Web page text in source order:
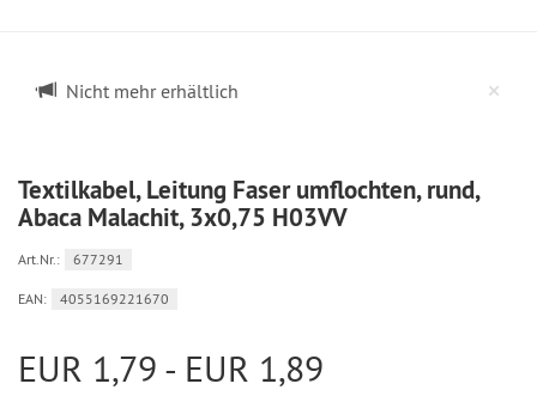
×
Nicht mehr erhältlich
Textilkabel, Leitung Faser umflochten, rund,
Abaca Malachit, 3x0,75 H03VV
Art.Nr.: 677291
EAN: 4055169221670
EUR 1,79 - EUR 1,89